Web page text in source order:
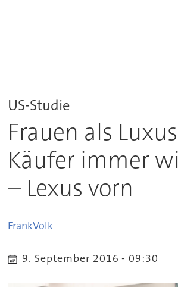
US-Studie
Frauen als
Käufer immer
– Lexus vorn
FrankVolk
9. September 2016 - 09:30